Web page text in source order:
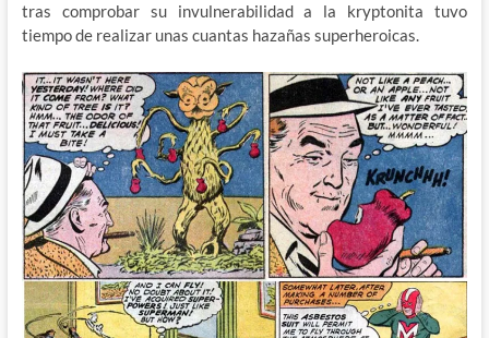
tras comprobar su invulnerabilidad a la kryptonita tuvo
tiempo de realizar unas cuantas hazañas superheroicas.